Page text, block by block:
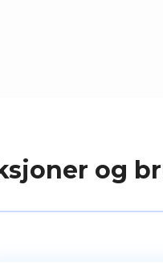
og